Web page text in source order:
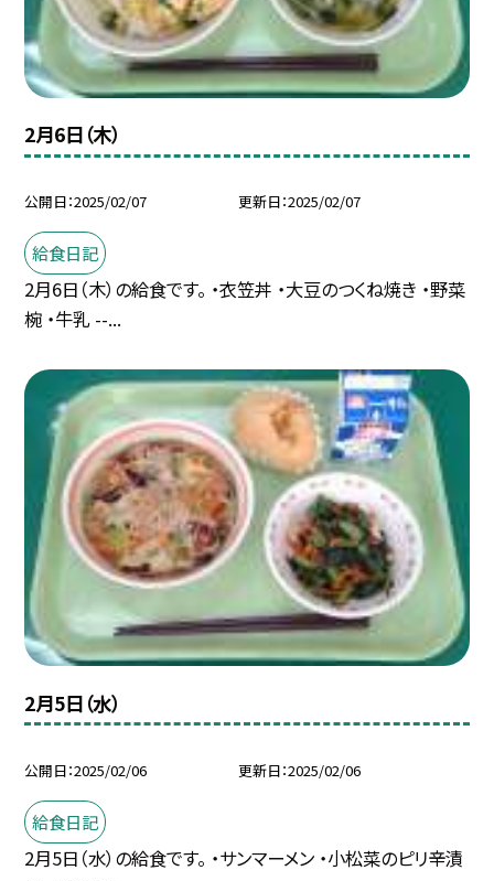
2月6日（木）
公開日 2025/02/07 更新日 2025/02/07
給食日記
2月6日（木）の給食です。 ・衣笠丼 ・大豆のつくね焼き ・野菜
椀 ・牛乳 --...
2月5日（水）
公開日 2025/02/06 更新日 2025/02/06
給食日記
2月5日（水）の給食です。 ・サンマーメン ・小松菜のピリ辛漬